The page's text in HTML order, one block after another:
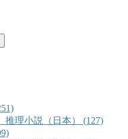
推理小説（日本） (127)